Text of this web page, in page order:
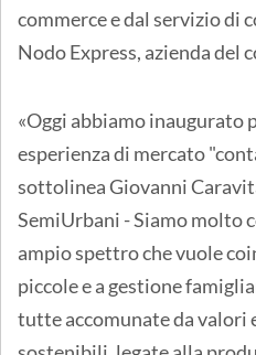
commerce e dal servizio di
Nodo Express, azienda del
«Oggi abbiamo inaugurato
esperienza di mercato
sottolinea Giovanni
SemiUrbani - Siamo molto
ampio spettro che vuole
piccole e a gestione
tutte accomunate da valori